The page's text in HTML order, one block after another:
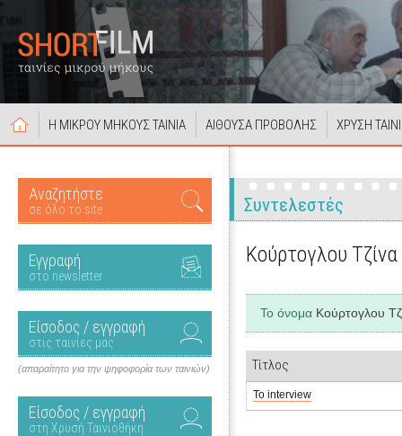
Η ΜΙΚΡΟΥ ΜΗΚΟΥΣ ΤΑΙΝΙΑ ΑΙΘΟΥΣΑ ΠΡΟΒΟΛΗΣ ΧΡΥΣΗ
Αναζητήστε
σε όλο το site
Εγγραφή
στο newsletter
Είσοδος / εγγραφή
στις ταινίες μας
(απαραίτητο για την ψηφοφορία των ταινιών)
Είσοδος / εγγραφή
στη Χρυσή Ταινιοθήκη
Συντελεστές
Κούρτογλου Τζίνα
Το όνομα Κούρτογλου
Τίτλος
Το interview